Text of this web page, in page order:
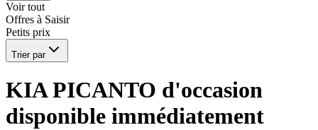
Voir tout
Offres à Saisir
Petits prix
Trier par
KIA PICANTO d'occasion
disponible immédiatement